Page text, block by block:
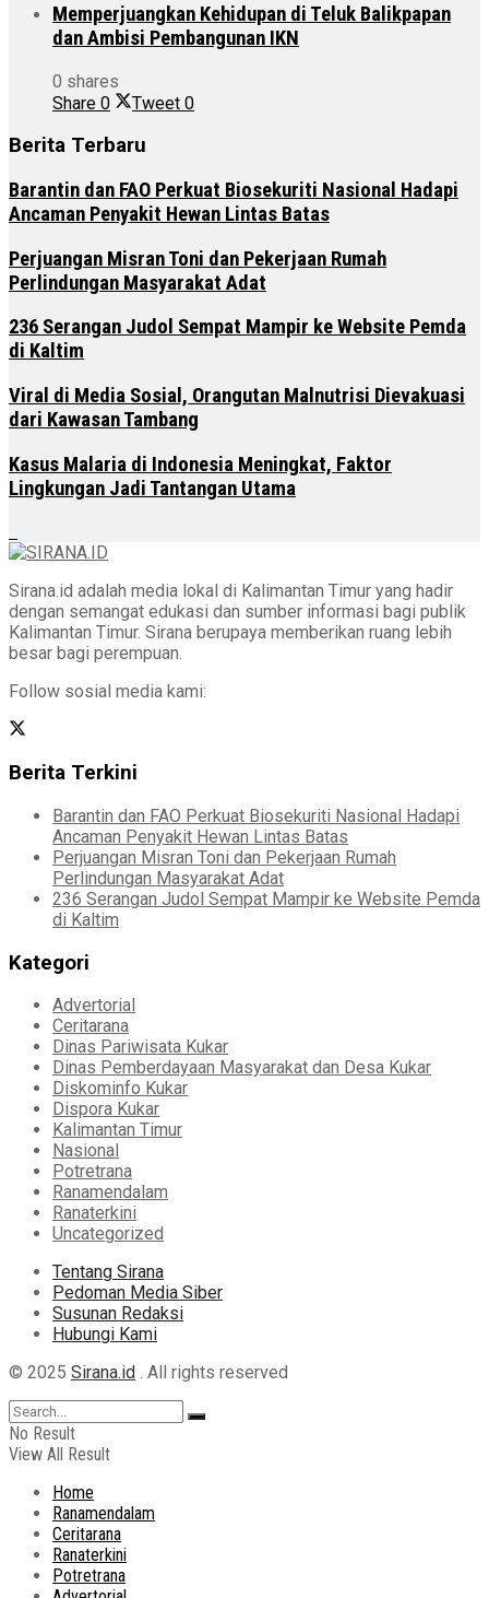
Memperjuangkan Kehidupan di Teluk Balikpapan
dan Ambisi Pembangunan IKN
0 shares
Share 0 Tweet 0
Berita Terbaru
Barantin dan FAO Perkuat Biosekuriti Nasional Hadapi
Ancaman Penyakit Hewan Lintas Batas
Perjuangan Misran Toni dan Pekerjaan Rumah
Perlindungan Masyarakat Adat
236 Serangan Judol Sempat Mampir ke Website Pemda
di Kaltim
Viral di Media Sosial, Orangutan Malnutrisi Dievakuasi
dari Kawasan Tambang
Kasus Malaria di Indonesia Meningkat, Faktor
Lingkungan Jadi Tantangan Utama
Sirana.id adalah media lokal di Kalimantan Timur yang hadir
dengan semangat edukasi dan sumber informasi bagi publik
Kalimantan Timur. Sirana berupaya memberikan ruang lebih
besar bagi perempuan.
Follow sosial media kami:
Berita Terkini
Barantin dan FAO Perkuat Biosekuriti Nasional Hadapi
Ancaman Penyakit Hewan Lintas Batas
Perjuangan Misran Toni dan Pekerjaan Rumah
Perlindungan Masyarakat Adat
236 Serangan Judol Sempat Mampir ke Website Pemda
di Kaltim
Kategori
Advertorial
Ceritarana
Dinas Pariwisata Kukar
Dinas Pemberdayaan Masyarakat dan Desa Kukar
Diskominfo Kukar
Dispora Kukar
Kalimantan Timur
Nasional
Potretrana
Ranamendalam
Ranaterkini
Uncategorized
Tentang Sirana
Pedoman Media Siber
Susunan Redaksi
Hubungi Kami
© 2025 Sirana.id . All rights reserved
No Result
View All Result
Home
Ranamendalam
Ceritarana
Ranaterkini
Potretrana